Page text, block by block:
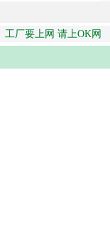
工厂要上网 请上OK网